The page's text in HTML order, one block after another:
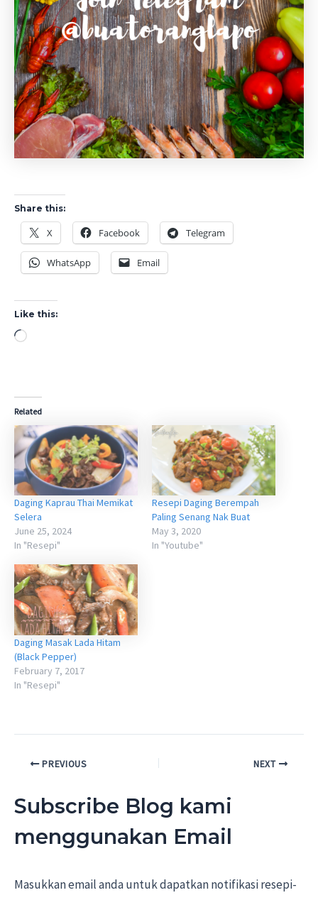
Share this:
X Facebook Telegram
WhatsApp Email
Like this:
Loading…
Related
Daging Kaprau Thai Memikat
Selera
June 25, 2024
In "Resepi"
Resepi Daging Berempah
Paling Senang Nak Buat
May 3, 2020
In "Youtube"
Daging Masak Lada Hitam
(Black Pepper)
February 7, 2017
In "Resepi"
Post PREVIOUS NEXT
Subscribe Blog kami
menggunakan Email
Masukkan email anda untuk dapatkan notifikasi resepi-